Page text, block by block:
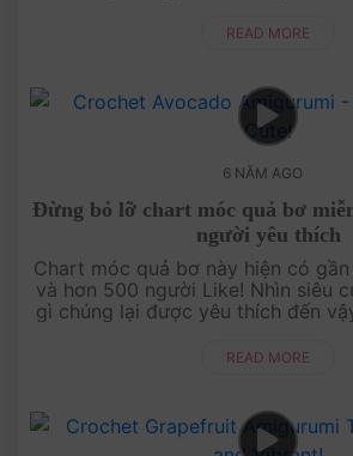
READ MORE
6 NĂM AGO
Đừng bỏ lỡ chart móc quả bơ
người yêu thích
Chart móc quả bơ này hiện có
và hơn 500 người Like! Nhìn siêu
gì chúng lại được yêu thích đến
READ MORE